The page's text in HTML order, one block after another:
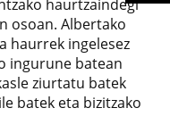
haurtzaindegi
osoan. Albertako
haurrek ingelesez
ingurune batean
ziurtatu batek
batek eta bizitzako